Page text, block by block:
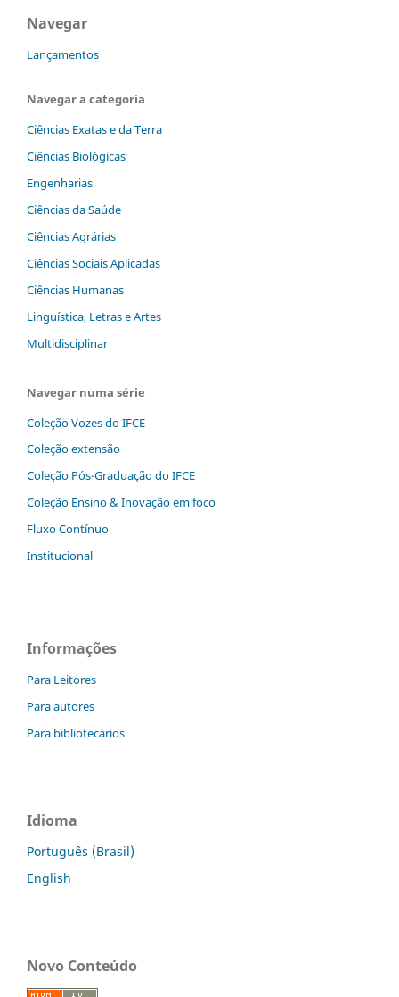
Navegar
Lançamentos
Navegar a categoria
Ciências Exatas e da Terra
Ciências Biológicas
Engenharias
Ciências da Saúde
Ciências Agrárias
Ciências Sociais Aplicadas
Ciências Humanas
Linguística, Letras e Artes
Multidisciplinar
Navegar numa série
Coleção Vozes do IFCE
Coleção extensão
Coleção Pós-Graduação do IFCE
Coleção Ensino & Inovação em foco
Fluxo Contínuo
Institucional
Informações
Para Leitores
Para autores
Para bibliotecários
Idioma
Português (Brasil)
English
Novo Conteúdo